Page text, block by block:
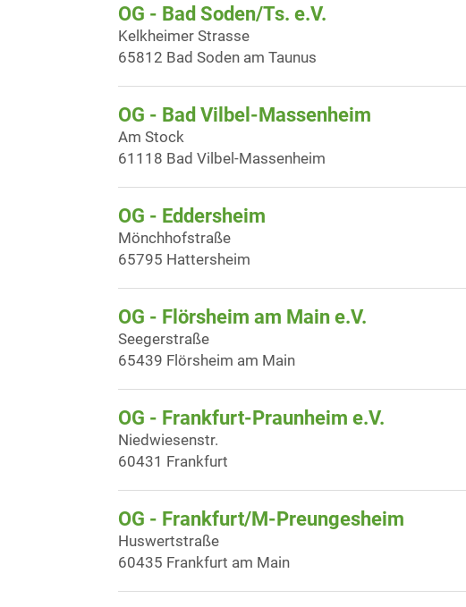
OG - Bad Soden/Ts. e.V.
Kelkheimer Strasse
65812 Bad Soden am Taunus
OG - Bad Vilbel-Massenheim
Am Stock
61118 Bad Vilbel-Massenheim
OG - Eddersheim
Mönchhofstraße
65795 Hattersheim
OG - Flörsheim am Main e.V.
Seegerstraße
65439 Flörsheim am Main
OG - Frankfurt-Praunheim e.V.
Niedwiesenstr.
60431 Frankfurt
OG - Frankfurt/M-Preungesheim
Huswertstraße
60435 Frankfurt am Main